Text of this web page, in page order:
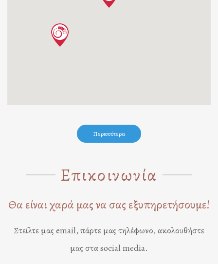
Περισσότερα
Επικοινωνία
Θα είναι χαρά μας να σας εξυπηρετήσουμε!
Στείλτε μας email, πάρτε μας τηλέφωνο, ακολουθήστε
μας στα social media.